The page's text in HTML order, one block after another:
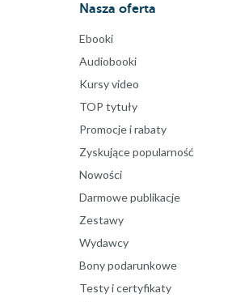
Nasza oferta
Ebooki
Audiobooki
Kursy video
TOP tytuły
Promocje i rabaty
Zyskujące popularność
Nowości
Darmowe publikacje
Zestawy
Wydawcy
Bony podarunkowe
Testy i certyfikaty